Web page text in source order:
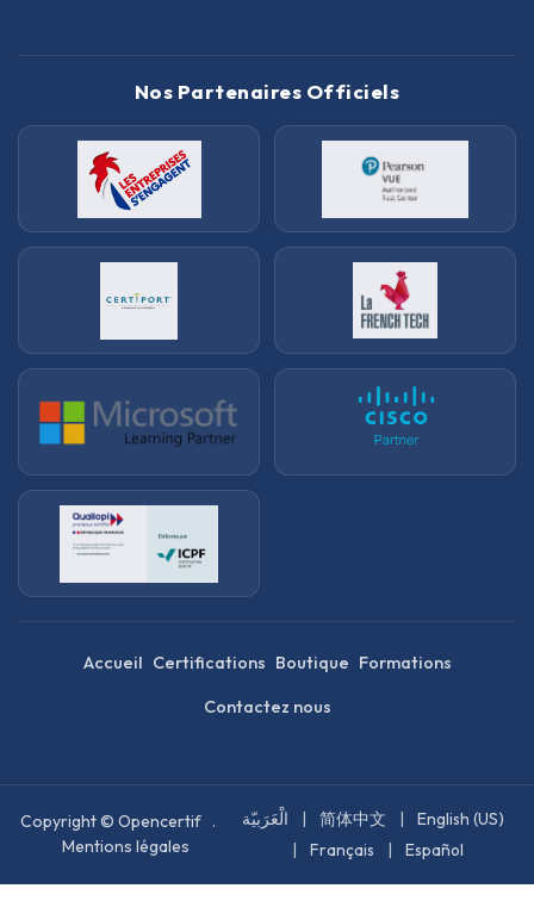
Nos Partenaires Officiels
Accueil Certifications Boutique Formations
Contactez nous
Copyright © Opencertif .
Mentions légales
الْعَرَبيّة | 简体中文 |
English (US)
|
Français | Español